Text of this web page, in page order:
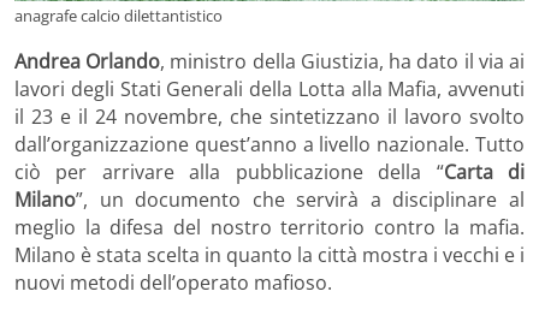
anagrafe calcio dilettantistico
Andrea Orlando, ministro della Giustizia, ha dato il via ai
lavori degli Stati Generali della Lotta alla Mafia, avvenuti
il 23 e il 24 novembre, che sintetizzano il lavoro svolto
dall’organizzazione quest’anno a livello nazionale. Tutto
ciò per arrivare alla pubblicazione della “Carta di
Milano”, un documento che servirà a disciplinare al
meglio la difesa del nostro territorio contro la mafia.
Milano è stata scelta in quanto la città mostra i vecchi e i
nuovi metodi dell’operato mafioso.